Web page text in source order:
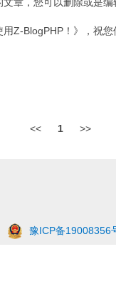
章，您可以删除或是编
Z-BlogPHP！》，祝
<< 1 >>
豫ICP备19008356